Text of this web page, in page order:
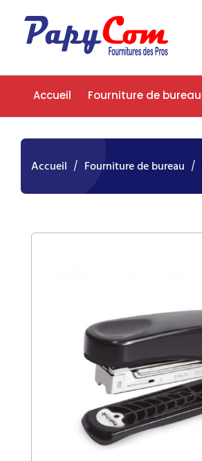
Accueil Fourniture de bureau
Accueil Fourniture de bureau